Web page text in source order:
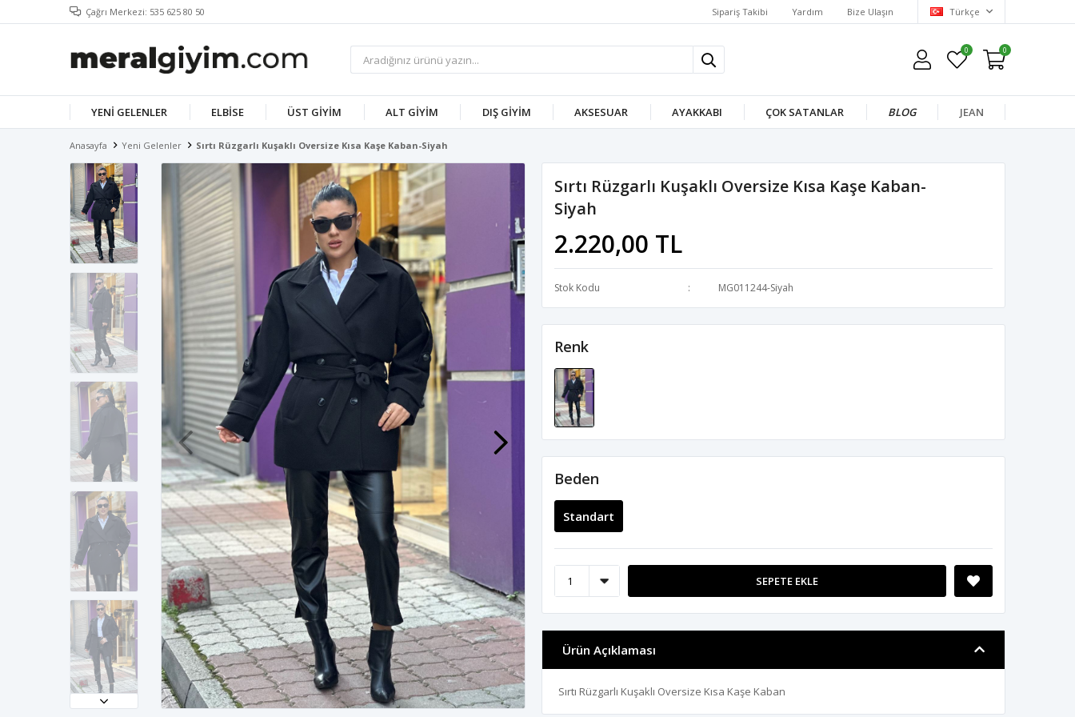
Çağrı Merkezi: 535 625 80 50 Sipariş Takibi Yardım Bize Ulaşın Türkçe
0 0
YENI GELENLER ELBISE ÜST GIYIM ALT GIYIM DIŞ GIYIM AKSESUAR AYAKKABI ÇOK SATANLAR BLOG JEAN
Anasayfa Yeni Gelenler Sırtı Rüzgarlı Kuşaklı Oversize Kısa Kaşe Kaban-Siyah
Sırtı Rüzgarlı Kuşaklı Oversize Kısa Kaşe Kaban-
Siyah
2.220,00 TL
Stok Kodu MG011244-Siyah
Renk
Beden
Standart
SEPETE EKLE
Ürün Açıklaması
Sırtı Rüzgarlı Kuşaklı Oversize Kısa Kaşe Kaban